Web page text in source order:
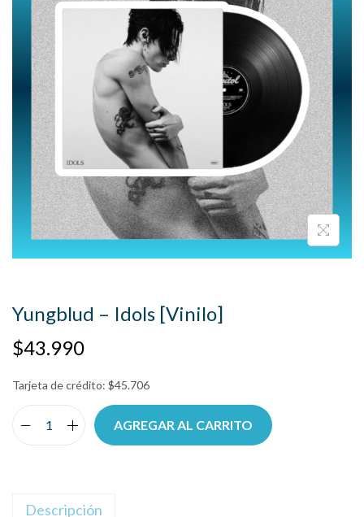
Yungblud – Idols [Vinilo]
$43.990
Tarjeta de crédito: $45.706
AGREGAR AL CARRITO
Descripción